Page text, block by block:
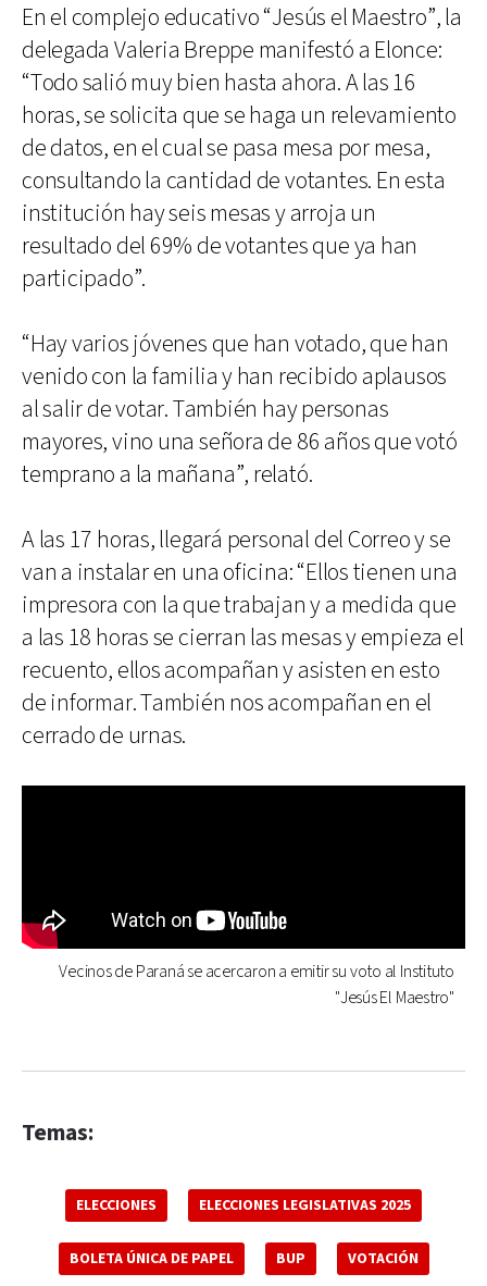
En el complejo educativo “Jesús el Maestro”, la
delegada Valeria Breppe manifestó a Elonce:
“Todo salió muy bien hasta ahora. A las 16
horas, se solicita que se haga un relevamiento
de datos, en el cual se pasa mesa por mesa,
consultando la cantidad de votantes. En esta
institución hay seis mesas y arroja un
resultado del 69% de votantes que ya han
participado”.
“Hay varios jóvenes que han votado, que han
venido con la familia y han recibido aplausos
al salir de votar. También hay personas
mayores, vino una señora de 86 años que votó
temprano a la mañana”, relató.
A las 17 horas, llegará personal del Correo y se
van a instalar en una oficina: “Ellos tienen una
impresora con la que trabajan y a medida que
a las 18 horas se cierran las mesas y empieza el
recuento, ellos acompañan y asisten en esto
de informar. También nos acompañan en el
cerrado de urnas.
Vecinos de Paraná se acercaron a emitir su voto al Instituto
"Jesús El Maestro"
Temas:
ELECCIONES ELECCIONES LEGISLATIVAS 2025
BOLETA ÚNICA DE PAPEL BUP VOTACIÓN